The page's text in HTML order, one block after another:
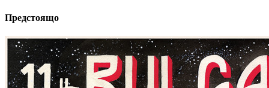
Предстоящо